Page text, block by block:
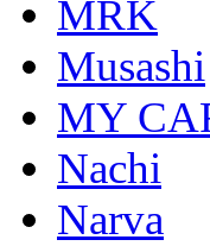
MRK
Musashi
MY
Nachi
Narva